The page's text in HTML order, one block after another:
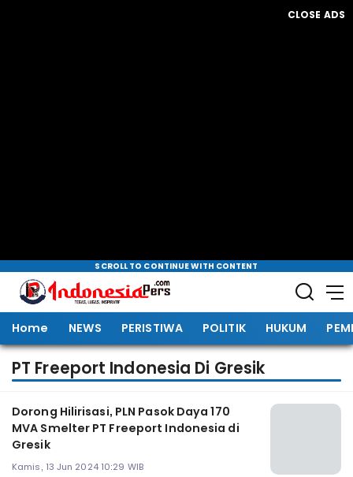
CLOSE ADS
SCROLL TO CONTINUE WITH CONTENT
Home NEWS PERISTIWA POLITIK HUKUM
PT Freeport Indonesia Di Gresik
Dorong Hilirisasi, PLN Pasok Daya 170
MVA Smelter PT Freeport Indonesia di
Gresik
Kamis, 13 Jun 2024 10:29 WIB